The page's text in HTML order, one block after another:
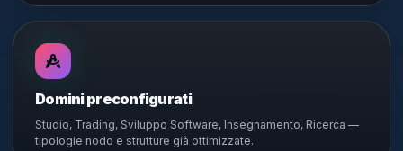
Domini preconfigurati
Studio, Trading, Sviluppo Software, Insegnamento, Ricerca —
tipologie nodo e strutture già ottimizzate.